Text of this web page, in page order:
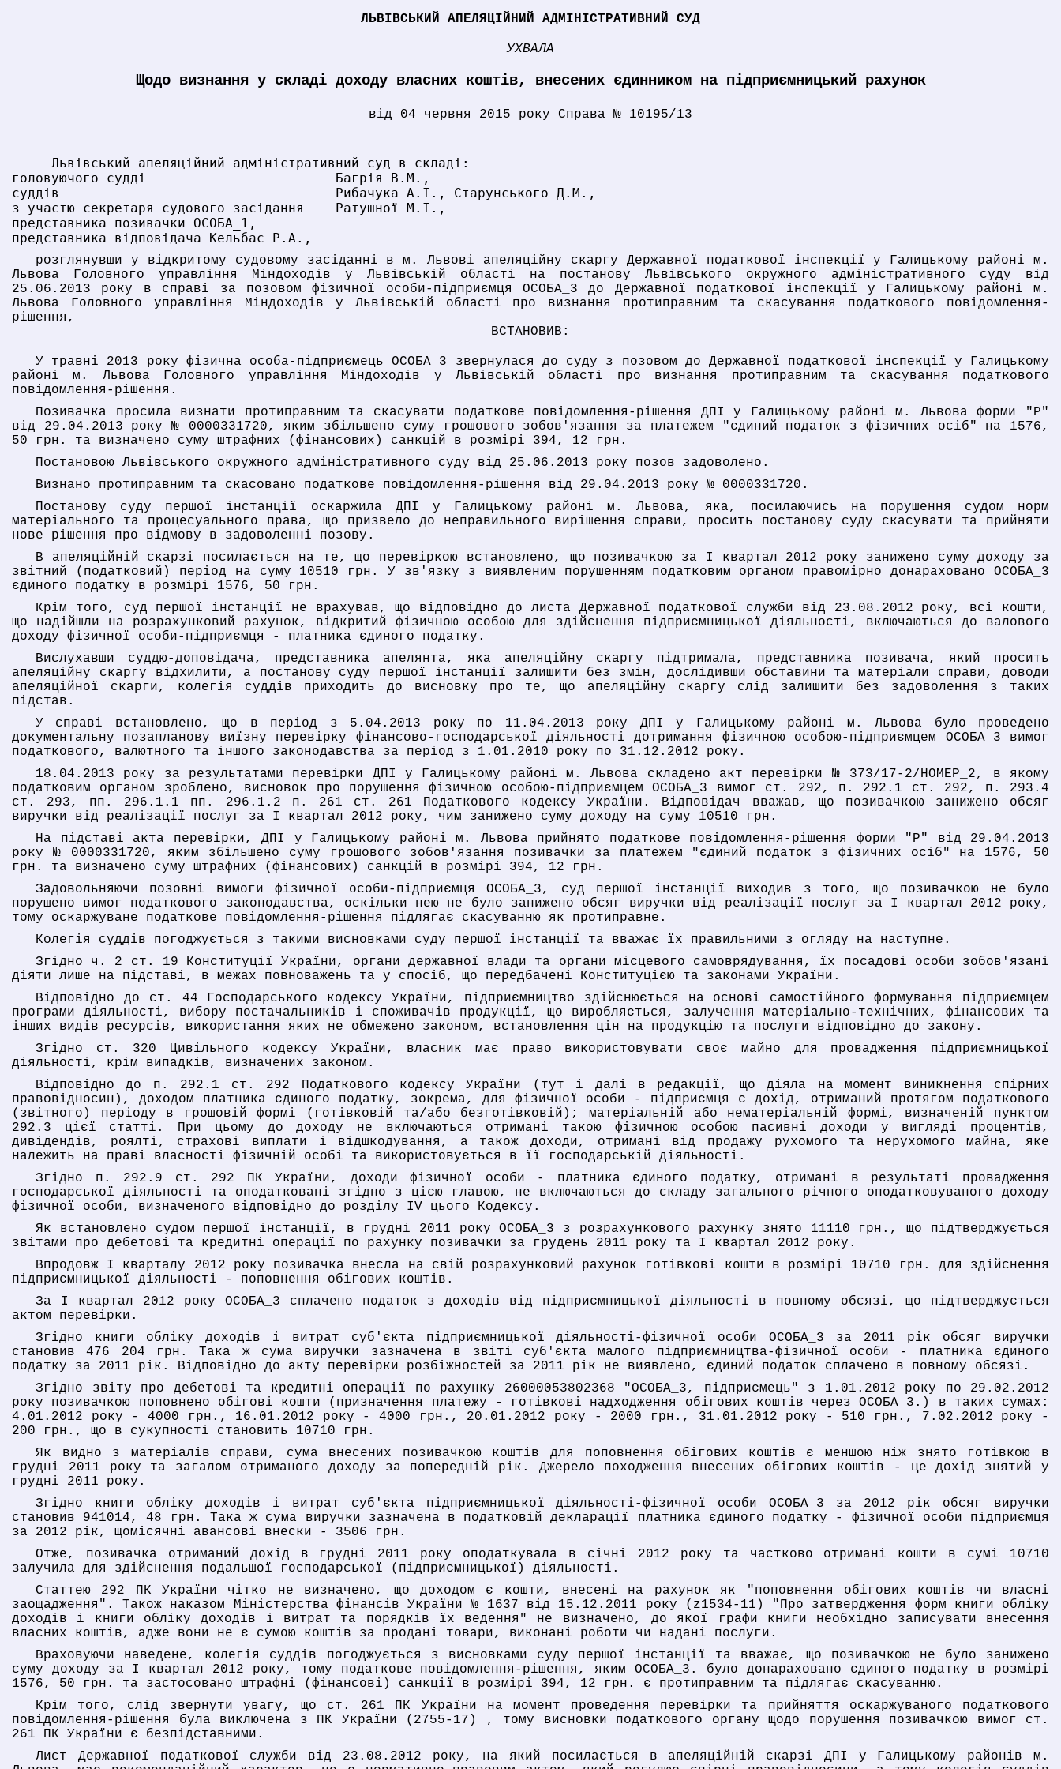
ЛЬВІВСЬКИЙ АПЕЛЯЦІЙНИЙ АДМІНІСТРАТИВНИЙ СУД
УХВАЛА
Щодо визнання у складі доходу власних коштів, внесених єдинником на підприємницький рахунок
від 04 червня 2015 року Справа № 10195/13
     Львівський апеляційний адміністративний суд в складі:
головуючого судді                        Багрія В.М.,
суддів                                   Рибачука А.І., Старунського Д.М.,
з участю секретаря судового засідання    Ратушної М.І.,
представника позивачки ОСОБА_1,
представника відповідача Кельбас Р.А.,
розглянувши у відкритому судовому засіданні в м. Львові апеляційну скаргу Державної податкової інспекції у Галицькому районі м.
Львова Головного управління Міндоходів у Львівській області на постанову Львівського окружного адміністративного суду від
25.06.2013 року в справі за позовом фізичної особи-підприємця ОСОБА_3 до Державної податкової інспекції у Галицькому районі м.
Львова Головного управління Міндоходів у Львівській області про визнання протиправним та скасування податкового повідомлення-
рішення,
ВСТАНОВИВ:
У травні 2013 року фізична особа-підприємець ОСОБА_3 звернулася до суду з позовом до Державної податкової інспекції у Галицькому
районі м. Львова Головного управління Міндоходів у Львівській області про визнання протиправним та скасування податкового
повідомлення-рішення.
Позивачка просила визнати протиправним та скасувати податкове повідомлення-рішення ДПІ у Галицькому районі м. Львова форми "Р"
від 29.04.2013 року № 0000331720, яким збільшено суму грошового зобов'язання за платежем "єдиний податок з фізичних осіб" на 1576,
50 грн. та визначено суму штрафних (фінансових) санкцій в розмірі 394, 12 грн.
Постановою Львівського окружного адміністративного суду від 25.06.2013 року позов задоволено.
Визнано протиправним та скасовано податкове повідомлення-рішення від 29.04.2013 року № 0000331720.
Постанову суду першої інстанції оскаржила ДПІ у Галицькому районі м. Львова, яка, посилаючись на порушення судом норм
матеріального та процесуального права, що призвело до неправильного вирішення справи, просить постанову суду скасувати та прийняти
нове рішення про відмову в задоволенні позову.
В апеляційній скарзі посилається на те, що перевіркою встановлено, що позивачкою за І квартал 2012 року занижено суму доходу за
звітний (податковий) період на суму 10510 грн. У зв'язку з виявленим порушенням податковим органом правомірно донараховано ОСОБА_3
єдиного податку в розмірі 1576, 50 грн.
Крім того, суд першої інстанції не врахував, що відповідно до листа Державної податкової служби від 23.08.2012 року, всі кошти,
що надійшли на розрахунковий рахунок, відкритий фізичною особою для здійснення підприємницької діяльності, включаються до валового
доходу фізичної особи-підприємця - платника єдиного податку.
Вислухавши суддю-доповідача, представника апелянта, яка апеляційну скаргу підтримала, представника позивача, який просить
апеляційну скаргу відхилити, а постанову суду першої інстанції залишити без змін, дослідивши обставини та матеріали справи, доводи
апеляційної скарги, колегія суддів приходить до висновку про те, що апеляційну скаргу слід залишити без задоволення з таких
підстав.
У справі встановлено, що в період з 5.04.2013 року по 11.04.2013 року ДПІ у Галицькому районі м. Львова було проведено
документальну позапланову виїзну перевірку фінансово-господарської діяльності дотримання фізичною особою-підприємцем ОСОБА_3 вимог
податкового, валютного та іншого законодавства за період з 1.01.2010 року по 31.12.2012 року.
18.04.2013 року за результатами перевірки ДПІ у Галицькому районі м. Львова складено акт перевірки № 373/17-2/НОМЕР_2, в якому
податковим органом зроблено, висновок про порушення фізичною особою-підприємцем ОСОБА_3 вимог ст. 292, п. 292.1 ст. 292, п. 293.4
ст. 293, пп. 296.1.1 пп. 296.1.2 п. 261 ст. 261 Податкового кодексу України. Відповідач вважав, що позивачкою занижено обсяг
виручки від реалізації послуг за І квартал 2012 року, чим занижено суму доходу на суму 10510 грн.
На підставі акта перевірки, ДПІ у Галицькому районі м. Львова прийнято податкове повідомлення-рішення форми "Р" від 29.04.2013
року № 0000331720, яким збільшено суму грошового зобов'язання позивачки за платежем "єдиний податок з фізичних осіб" на 1576, 50
грн. та визначено суму штрафних (фінансових) санкцій в розмірі 394, 12 грн.
Задовольняючи позовні вимоги фізичної особи-підприємця ОСОБА_3, суд першої інстанції виходив з того, що позивачкою не було
порушено вимог податкового законодавства, оскільки нею не було занижено обсяг виручки від реалізації послуг за І квартал 2012 року,
тому оскаржуване податкове повідомлення-рішення підлягає скасуванню як протиправне.
Колегія суддів погоджується з такими висновками суду першої інстанції та вважає їх правильними з огляду на наступне.
Згідно ч. 2 ст. 19 Конституції України, органи державної влади та органи місцевого самоврядування, їх посадові особи зобов'язані
діяти лише на підставі, в межах повноважень та у спосіб, що передбачені Конституцією та законами України.
Відповідно до ст. 44 Господарського кодексу України, підприємництво здійснюється на основі самостійного формування підприємцем
програми діяльності, вибору постачальників і споживачів продукції, що виробляється, залучення матеріально-технічних, фінансових та
інших видів ресурсів, використання яких не обмежено законом, встановлення цін на продукцію та послуги відповідно до закону.
Згідно ст. 320 Цивільного кодексу України, власник має право використовувати своє майно для провадження підприємницької
діяльності, крім випадків, визначених законом.
Відповідно до п. 292.1 ст. 292 Податкового кодексу України (тут і далі в редакції, що діяла на момент виникнення спірних
правовідносин), доходом платника єдиного податку, зокрема, для фізичної особи - підприємця є дохід, отриманий протягом податкового
(звітного) періоду в грошовій формі (готівковій та/або безготівковій); матеріальній або нематеріальній формі, визначеній пунктом
292.3 цієї статті. При цьому до доходу не включаються отримані такою фізичною особою пасивні доходи у вигляді процентів,
дивідендів, роялті, страхові виплати і відшкодування, а також доходи, отримані від продажу рухомого та нерухомого майна, яке
належить на праві власності фізичній особі та використовується в її господарській діяльності.
Згідно п. 292.9 ст. 292 ПК України, доходи фізичної особи - платника єдиного податку, отримані в результаті провадження
господарської діяльності та оподатковані згідно з цією главою, не включаються до складу загального річного оподатковуваного доходу
фізичної особи, визначеного відповідно до розділу IV цього Кодексу.
Як встановлено судом першої інстанції, в грудні 2011 року ОСОБА_3 з розрахункового рахунку знято 11110 грн., що підтверджується
звітами про дебетові та кредитні операції по рахунку позивачки за грудень 2011 року та І квартал 2012 року.
Впродовж І кварталу 2012 року позивачка внесла на свій розрахунковий рахунок готівкові кошти в розмірі 10710 грн. для здійснення
підприємницької діяльності - поповнення обігових коштів.
За І квартал 2012 року ОСОБА_3 сплачено податок з доходів від підприємницької діяльності в повному обсязі, що підтверджується
актом перевірки.
Згідно книги обліку доходів і витрат суб'єкта підприємницької діяльності-фізичної особи ОСОБА_3 за 2011 рік обсяг виручки
становив 476 204 грн. Така ж сума виручки зазначена в звіті суб'єкта малого підприємництва-фізичної особи - платника єдиного
податку за 2011 рік. Відповідно до акту перевірки розбіжностей за 2011 рік не виявлено, єдиний податок сплачено в повному обсязі.
Згідно звіту про дебетові та кредитні операції по рахунку 26000053802368 "ОСОБА_3, підприємець" з 1.01.2012 року по 29.02.2012
року позивачкою поповнено обігові кошти (призначення платежу - готівкові надходження обігових коштів через ОСОБА_3.) в таких сумах:
4.01.2012 року - 4000 грн., 16.01.2012 року - 4000 грн., 20.01.2012 року - 2000 грн., 31.01.2012 року - 510 грн., 7.02.2012 року -
200 грн., що в сукупності становить 10710 грн.
Як видно з матеріалів справи, сума внесених позивачкою коштів для поповнення обігових коштів є меншою ніж знято готівкою в
грудні 2011 року та загалом отриманого доходу за попередній рік. Джерело походження внесених обігових коштів - це дохід знятий у
грудні 2011 року.
Згідно книги обліку доходів і витрат суб'єкта підприємницької діяльності-фізичної особи ОСОБА_3 за 2012 рік обсяг виручки
становив 941014, 48 грн. Така ж сума виручки зазначена в податковій декларації платника єдиного податку - фізичної особи підприємця
за 2012 рік, щомісячні авансові внески - 3506 грн.
Отже, позивачка отриманий дохід в грудні 2011 року оподаткувала в січні 2012 року та частково отримані кошти в сумі 10710
залучила для здійснення подальшої господарської (підприємницької) діяльності.
Статтею 292 ПК України чітко не визначено, що доходом є кошти, внесені на рахунок як "поповнення обігових коштів чи власні
заощадження". Також наказом Міністерства фінансів України № 1637 від 15.12.2011 року (z1534-11) "Про затвердження форм книги обліку
доходів і книги обліку доходів і витрат та порядків їх ведення" не визначено, до якої графи книги необхідно записувати внесення
власних коштів, адже вони не є сумою коштів за продані товари, виконані роботи чи надані послуги.
Враховуючи наведене, колегія суддів погоджується з висновками суду першої інстанції та вважає, що позивачкою не було занижено
суму доходу за І квартал 2012 року, тому податкове повідомлення-рішення, яким ОСОБА_3. було донараховано єдиного податку в розмірі
1576, 50 грн. та застосовано штрафні (фінансові) санкції в розмірі 394, 12 грн. є протиправним та підлягає скасуванню.
Крім того, слід звернути увагу, що ст. 261 ПК України на момент проведення перевірки та прийняття оскаржуваного податкового
повідомлення-рішення була виключена з ПК України (2755-17) , тому висновки податкового органу щодо порушення позивачкою вимог ст.
261 ПК України є безпідставними.
Лист Державної податкової служби від 23.08.2012 року, на який посилається в апеляційній скарзі ДПІ у Галицькому районів м.